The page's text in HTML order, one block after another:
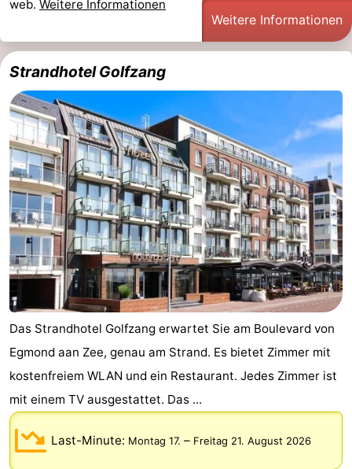
Denkmäler
-
Aussichtspunkte
Attraktionen
-
Spielplätze
-
Minigolfplätze
Dörfer
&
Städte
Natur
Sport
-
Schwimmbader
-
Radfahren
-
Wandern
Reiten
-
Golfplatze
-
web. Weitere Informationen
Weitere Informationen
Strandhotel Golfzang
Das Strandhotel Golfzang erwartet Sie am Boulevard von
Egmond aan Zee, genau am Strand. Es bietet Zimmer mit
kostenfreiem WLAN und ein Restaurant. Jedes Zimmer ist
mit einem TV ausgestattet. Das ...
Last-Minute: Montag 17. – Freitag 21. August 2026